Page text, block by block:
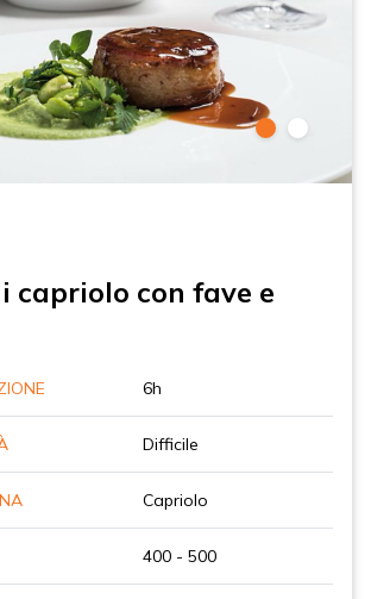
capriolo con fave e
6h
Difficile
Capriolo
400 - 500